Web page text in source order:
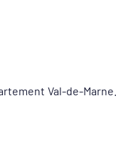
Val-de-Marne.